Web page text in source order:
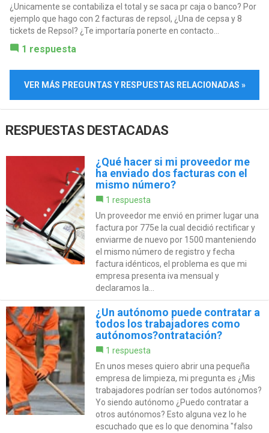
¿Unicamente se contabiliza el total y se saca pr caja o banco? Por
ejemplo que hago con 2 facturas de repsol, ¿Una de cepsa y 8
tickets de Repsol? ¿Te importaría ponerte en contacto...
1 respuesta
VER MÁS PREGUNTAS Y RESPUESTAS RELACIONADAS »
RESPUESTAS DESTACADAS
¿Qué hacer si mi proveedor me
ha enviado dos facturas con el
mismo número?
1 respuesta
Un proveedor me envió en primer lugar una
factura por 775e la cual decidió rectificar y
enviarme de nuevo por 1500 manteniendo
el mismo número de registro y fecha
factura idénticos, el problema es que mi
empresa presenta iva mensual y
declaramos la...
¿Un autónomo puede contratar a
todos los trabajadores como
autónomos?ontratación?
1 respuesta
En unos meses quiero abrir una pequeña
empresa de limpieza, mi pregunta es ¿Mis
trabajadores podrían ser todos autónomos?
Yo siendo autónomo ¿Puedo contratar a
otros autónomos? Esto alguna vez lo he
escuchado que es lo que denomina "falso